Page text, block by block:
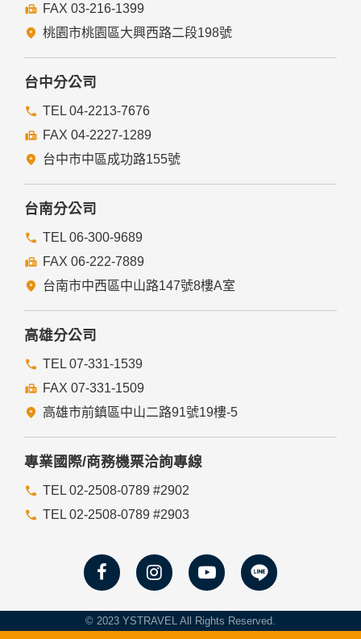
FAX 03-216-1399
桃園市桃園區大興西路二段198號
台中分公司
TEL 04-2213-7676
FAX 04-2227-1289
台中市中區成功路155號
台南分公司
TEL 06-300-9689
FAX 06-222-7889
台南市中西區中山路147號8樓A室
高雄分公司
TEL 07-331-1539
FAX 07-331-1509
高雄市前鎮區中山二路91號19樓-5
專業國際/商務機票洽詢專線
TEL 02-2508-0789 #2902
TEL 02-2508-0789 #2903
© 2023 YSTRAVEL All Rights Reserved.